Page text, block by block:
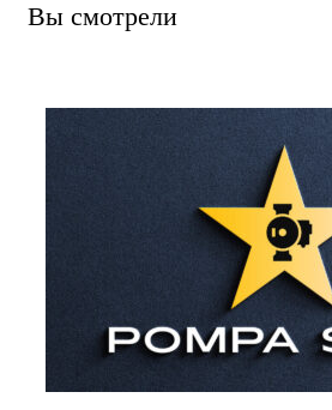
Вы смотрели